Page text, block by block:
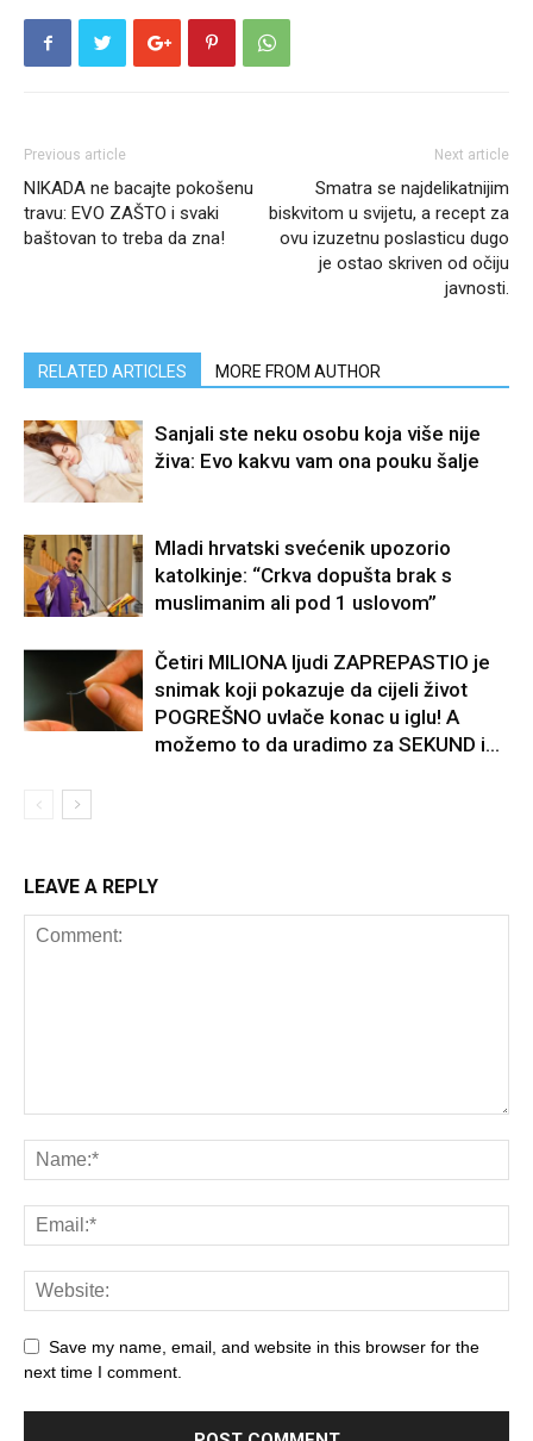
Previous article
NIKADA ne bacajte pokošenu
travu: EVO ZAŠTO i svaki
baštovan to treba da zna!
Next article
Smatra se najdelikatnijim
biskvitom u svijetu, a recept za
ovu izuzetnu poslasticu dugo
je ostao skriven od očiju
javnosti.
RELATED ARTICLES MORE FROM AUTHOR
Sanjali ste neku osobu koja više nije
živa: Evo kakvu vam ona pouku šalje
Mladi hrvatski svećenik upozorio
katolkinje: “Crkva dopušta brak s
muslimanim ali pod 1 uslovom”
Četiri MILIONA ljudi ZAPREPASTIO je
snimak koji pokazuje da cijeli život
POGREŠNO uvlače konac u iglu! A
možemo to da uradimo za SEKUND i...
LEAVE A REPLY
Save my name, email, and website in this browser for the
next time I comment.